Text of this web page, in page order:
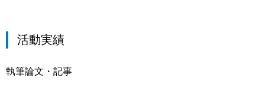
活動実績
執筆論文・記事